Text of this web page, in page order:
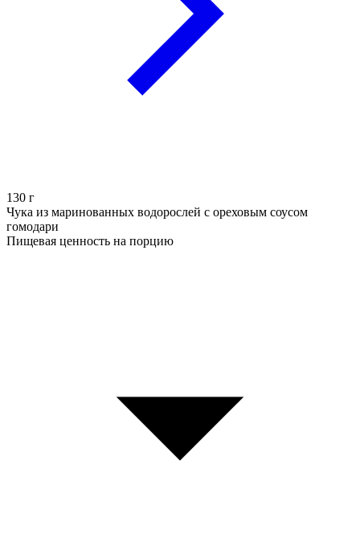
130 г
Чука из маринованных водорослей с ореховым соусом
гомодари
Пищевая ценность на порцию